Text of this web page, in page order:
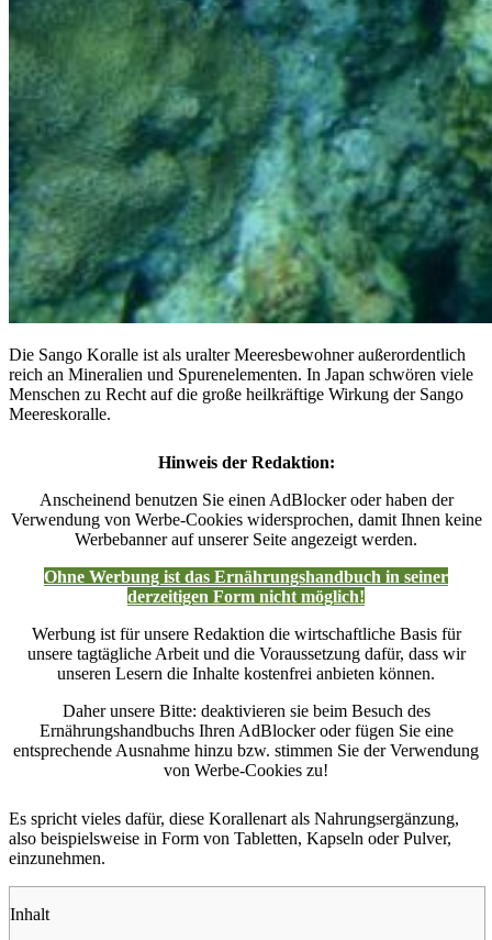
Die Sango Koralle ist als uralter Meeresbewohner außerordentlich
reich an Mineralien und Spurenelementen. In Japan schwören viele
Menschen zu Recht auf die große heilkräftige Wirkung der Sango
Meereskoralle.
Hinweis der Redaktion:
Anscheinend benutzen Sie einen AdBlocker oder haben der
Verwendung von Werbe-Cookies widersprochen, damit Ihnen keine
Werbebanner auf unserer Seite angezeigt werden.
Ohne Werbung ist das Ernährungshandbuch in seiner
derzeitigen Form nicht möglich!
Werbung ist für unsere Redaktion die wirtschaftliche Basis für
unsere tagtägliche Arbeit und die Voraussetzung dafür, dass wir
unseren Lesern die Inhalte kostenfrei anbieten können.
Daher unsere Bitte: deaktivieren sie beim Besuch des
Ernährungshandbuchs Ihren AdBlocker oder fügen Sie eine
entsprechende Ausnahme hinzu bzw. stimmen Sie der Verwendung
von Werbe-Cookies zu!
Es spricht vieles dafür, diese Korallenart als Nahrungsergänzung,
also beispielsweise in Form von Tabletten, Kapseln oder Pulver,
einzunehmen.
Inhalt